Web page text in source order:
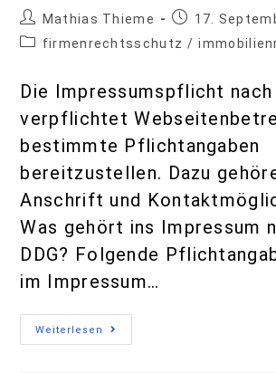
Mathias Thieme
17.
firmenrechtsschutz /
Die Impressumspflicht nach
verpflichtet
bestimmte Pflichtangaben
bereitzustellen. Dazu
Anschrift und
Was gehört ins Impressum
DDG? Folgende
im Impressum…
Weiterlesen